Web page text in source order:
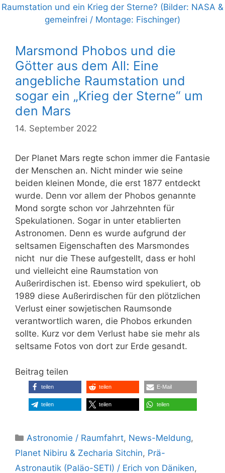
Marsmond Phobos und die
Götter aus dem All: Eine
angebliche Raumstation und
sogar ein „Krieg der Sterne“ um
den Mars
14. September 2022
Der Planet Mars regte schon immer die Fantasie
der Menschen an. Nicht minder wie seine
beiden kleinen Monde, die erst 1877 entdeckt
wurde. Denn vor allem der Phobos genannte
Mond sorgte schon vor Jahrzehnten für
Spekulationen. Sogar in unter etablierten
Astronomen. Denn es wurde aufgrund der
seltsamen Eigenschaften des Marsmondes
nicht nur die These aufgestellt, dass er hohl
und vielleicht eine Raumstation von
Außerirdischen ist. Ebenso wird spekuliert, ob
1989 diese Außerirdischen für den plötzlichen
Verlust einer sowjetischen Raumsonde
verantwortlich waren, die Phobos erkunden
sollte. Kurz vor dem Verlust habe sie mehr als
seltsame Fotos von dort zur Erde gesandt.
Beitrag teilen
teilen teilen E-Mail
teilen teilen teilen
Kategorien
Astronomie / Raumfahrt, News-Meldung,
Planet Nibiru & Zecharia Sitchin, Prä-
Astronautik (Paläo-SETI) / Erich von Däniken,